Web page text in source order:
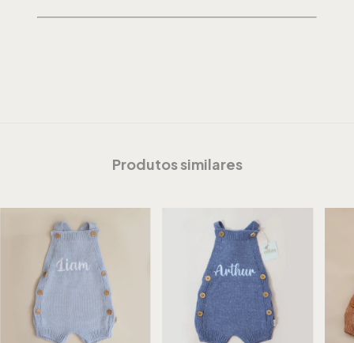
Produtos similares